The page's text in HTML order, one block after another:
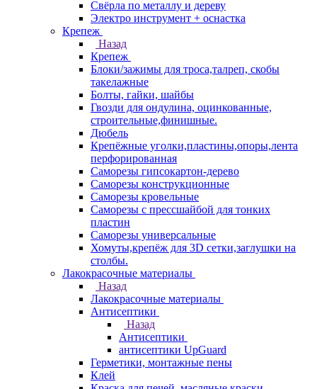
Свёрла по металлу и дереву
Электро инструмент + оснастка
Крепеж
Назад
Крепеж
Блоки/зажимы для троса,талреп, скобы
такелажные
Болты, гайки, шайбы
Гвозди для ондулина, оцинкованные,
строительные,финишные.
Дюбель
Крепёжные уголки,пластины,опоры,лента
перфорированная
Саморезы гипсокартон-дерево
Саморезы конструкционные
Саморезы кровельные
Саморезы с прессшайбой для тонких
пластин
Саморезы универсальные
Хомуты,крепёж для 3D сетки,заглушки на
столбы.
Лакокрасочные материалы
Назад
Лакокрасочные материалы
Антисептики
Назад
Антисептики
антисептики UpGuard
Герметики, монтажные пены
Клей